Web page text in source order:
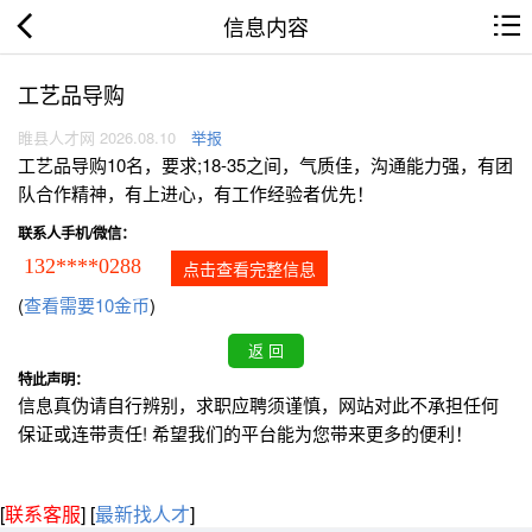
信息内容
工艺品导购
睢县人才网 2026.08.10 举报
工艺品导购10名，要求;18-35之间，气质佳，沟通能力强，有团
队合作精神，有上进心，有工作经验者优先！
联系人手机/微信：
132****0288 点击查看完整信息
(查看需要10金币)
特此声明：
信息真伪请自行辨别，求职应聘须谨慎，网站对此不承担任何
保证或连带责任! 希望我们的平台能为您带来更多的便利！
[联系客服] [最新找人才]